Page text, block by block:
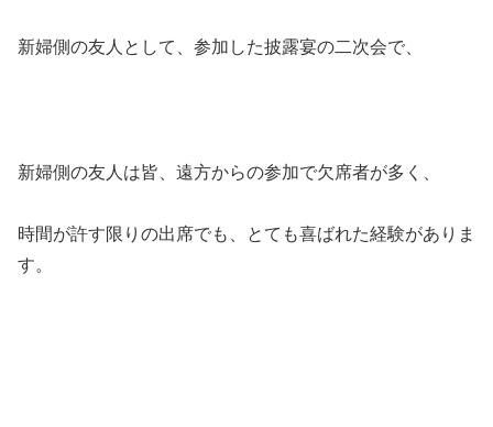
新婦側の友人として、参加した披露宴の二次会で、
新婦側の友人は皆、遠方からの参加で欠席者が多く、
時間が許す限りの出席でも、とても喜ばれた経験がありま
す。